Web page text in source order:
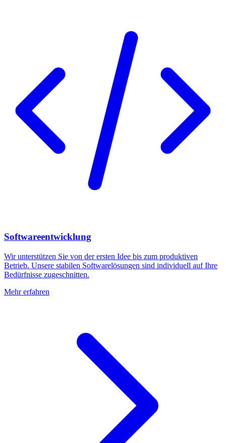
Softwareentwicklung
Wir unterstützen Sie von der ersten Idee bis zum produktiven
Betrieb. Unsere stabilen Softwarelösungen sind individuell auf Ihre
Bedürfnisse zugeschnitten.
Mehr erfahren